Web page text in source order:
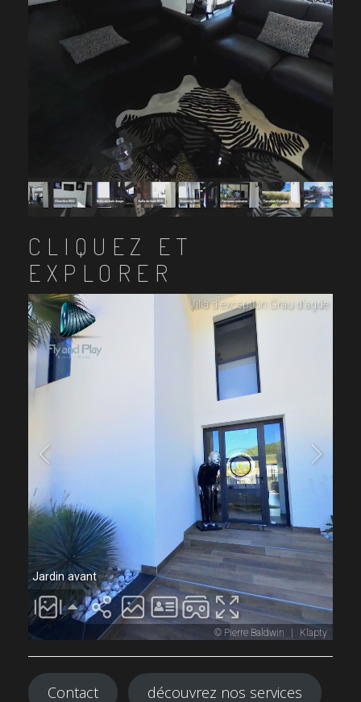
CLIQUEZ ET
EXPLORER
Contact découvrez nos services